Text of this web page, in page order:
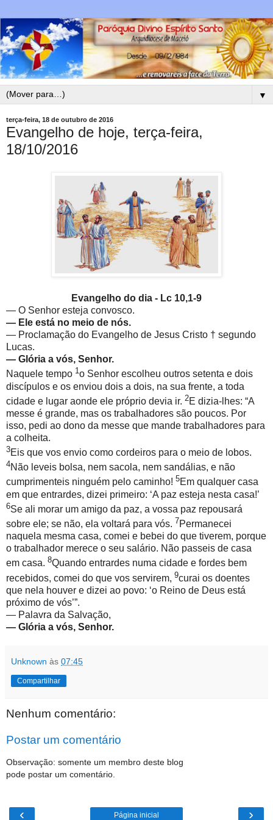
▼
terça-feira, 18 de outubro de 2016
Evangelho de hoje, terça-feira,
18/10/2016
Evangelho do dia - Lc 10,1-9
— O Senhor esteja convosco.
— Ele está no meio de nós.
— Proclamação do Evangelho de Jesus Cristo † segundo
Lucas.
— Glória a vós, Senhor.
Naquele tempo 1o Senhor escolheu outros setenta e dois
discípulos e os enviou dois a dois, na sua frente, a toda
cidade e lugar aonde ele próprio devia ir. 2E dizia-lhes: “A
messe é grande, mas os trabalhadores são poucos. Por
isso, pedi ao dono da messe que mande trabalhadores para
a colheita.
3Eis que vos envio como cordeiros para o meio de lobos.
4Não leveis bolsa, nem sacola, nem sandálias, e não
cumprimenteis ninguém pelo caminho! 5Em qualquer casa
em que entrardes, dizei primeiro: ‘A paz esteja nesta casa!’
6Se ali morar um amigo da paz, a vossa paz repousará
sobre ele; se não, ela voltará para vós. 7Permanecei
naquela mesma casa, comei e bebei do que tiverem, porque
o trabalhador merece o seu salário. Não passeis de casa
em casa. 8Quando entrardes numa cidade e fordes bem
recebidos, comei do que vos servirem, 9curai os doentes
que nela houver e dizei ao povo: ‘o Reino de Deus está
próximo de vós’”.
— Palavra da Salvação,
— Glória a vós, Senhor.
Unknown às 07:45
Compartilhar
Nenhum comentário:
Postar um comentário
Observação: somente um membro deste blog
pode postar um comentário.
‹ ›
Página inicial